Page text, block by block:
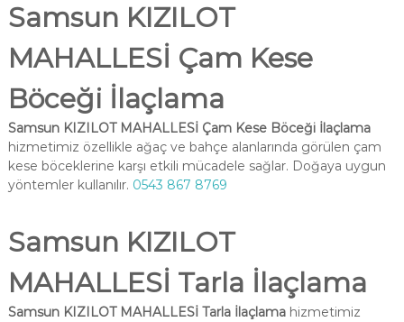
Samsun KIZILOT
MAHALLESİ Çam Kese
Böceği İlaçlama
Samsun KIZILOT MAHALLESİ Çam Kese Böceği İlaçlama
hizmetimiz özellikle ağaç ve bahçe alanlarında görülen çam
kese böceklerine karşı etkili mücadele sağlar. Doğaya uygun
yöntemler kullanılır. 0543 867 8769
Samsun KIZILOT
MAHALLESİ Tarla İlaçlama
Samsun KIZILOT MAHALLESİ Tarla İlaçlamahizmetimiz